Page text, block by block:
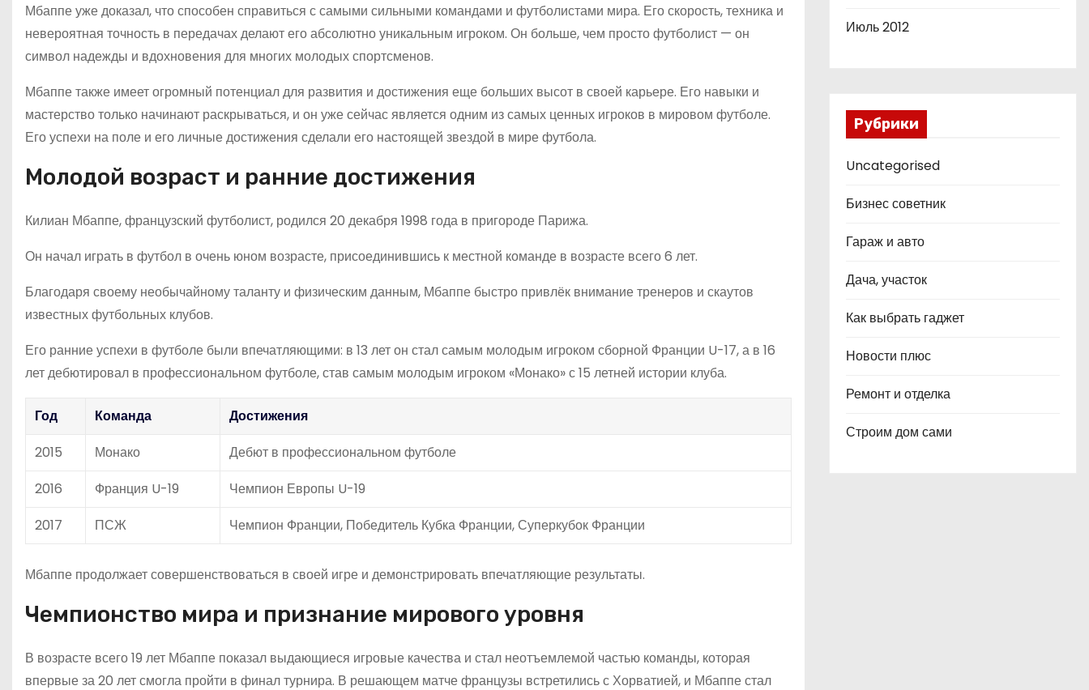
Мбаппе уже доказал, что способен справиться с самыми сильными командами и футболистами мира. Его скорость, техника и
невероятная точность в передачах делают его абсолютно уникальным игроком. Он больше, чем просто футболист — он
символ надежды и вдохновения для многих молодых спортсменов.
Мбаппе также имеет огромный потенциал для развития и достижения еще больших высот в своей карьере. Его навыки и
мастерство только начинают раскрываться, и он уже сейчас является одним из самых ценных игроков в мировом футболе.
Его успехи на поле и его личные достижения сделали его настоящей звездой в мире футбола.
Молодой возраст и ранние достижения
Килиан Мбаппе, французский футболист, родился 20 декабря 1998 года в пригороде Парижа.
Он начал играть в футбол в очень юном возрасте, присоединившись к местной команде в возрасте всего 6 лет.
Благодаря своему необычайному таланту и физическим данным, Мбаппе быстро привлёк внимание тренеров и скаутов
известных футбольных клубов.
Его ранние успехи в футболе были впечатляющими: в 13 лет он стал самым молодым игроком сборной Франции U-17, а в 16
лет дебютировал в профессиональном футболе, став самым молодым игроком «Монако» с 15 летней истории клуба.
Год Команда
Достижения
2015
Монако
Дебют в профессиональном футболе
2016
Франция U-19
Чемпион Европы U-19
2017
ПСЖ Чемпион Франции, Победитель Кубка Франции, Суперкубок Франции
Мбаппе продолжает совершенствоваться в своей игре и демонстрировать впечатляющие результаты.
Чемпионство мира и признание мирового уровня
В возрасте всего 19 лет Мбаппе показал выдающиеся игровые качества и стал неотъемлемой частью команды, которая
впервые за 20 лет смогла пройти в финал турнира. В решающем матче французы встретились с Хорватией, и Мбаппе стал
Июль 2012
Рубрики
Uncategorised
Бизнес советник
Гараж и авто
Дача, участок
Как выбрать гаджет
Новости плюс
Ремонт и отделка
Строим дом сами